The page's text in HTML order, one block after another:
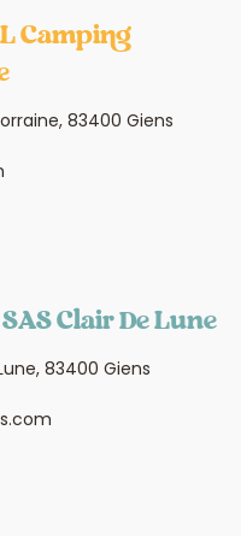
Camping
83400 Giens
SAS Clair De Lune
83400 Giens